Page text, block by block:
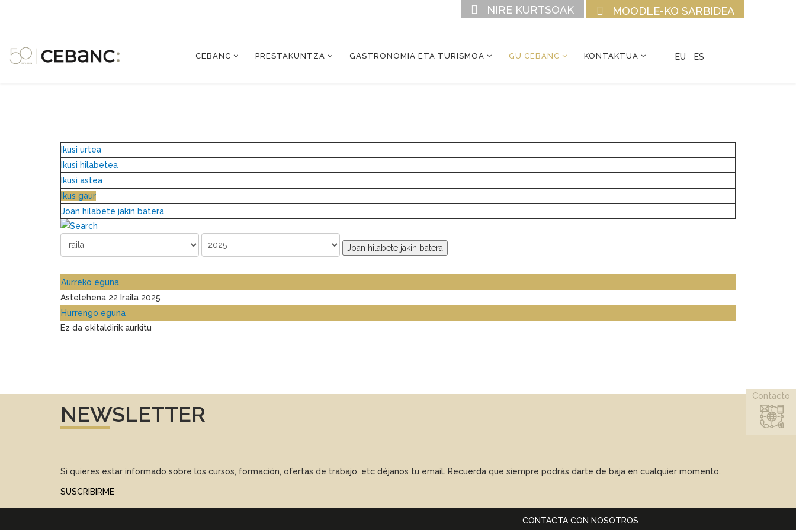
MOODLE-KO SARBIDEA
NIRE KURTSOAK
CEBANC PRESTAKUNTZA GASTRONOMIA ETA TURISMOA GU CEBANC KONTAKTUA EU ES
Ikusi urtea
Ikusi hilabetea
Ikusi astea
Ikus gaur
Joan hilabete jakin batera
Joan hilabete jakin batera
Aurreko eguna
Astelehena 22 Iraila 2025
Hurrengo eguna
Ez da ekitaldirik aurkitu
NEWSLETTER
Si quieres estar informado sobre los cursos, formación, ofertas de trabajo, etc déjanos tu email. Recuerda que siempre podrás darte de baja en cualquier momento.
SUSCRIBIRME
CONTACTA CON NOSOTROS
Contacto